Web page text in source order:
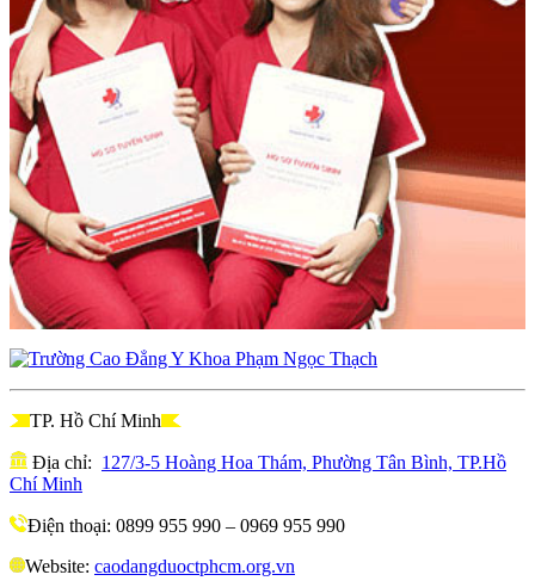
TP. Hồ Chí Minh
Địa chỉ: 127/3-5 Hoàng Hoa Thám, Phường Tân Bình, TP.Hồ
Chí Minh
Điện thoại: 0899 955 990 – 0969 955 990
Website: caodangduoctphcm.org.vn